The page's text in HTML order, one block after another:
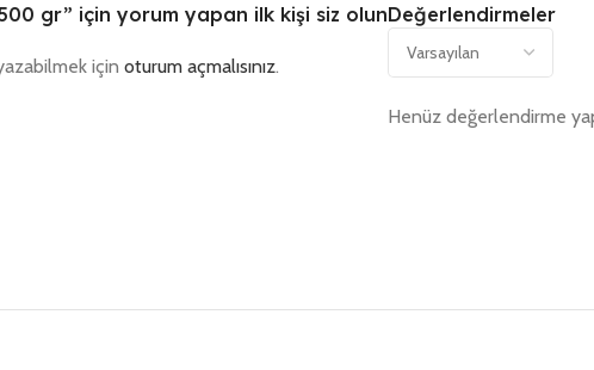
Değerlendirmeler
Henüz değerlendirme
gr” için yorum yapan ilk kişi siz olun
için oturum açmalısınız.